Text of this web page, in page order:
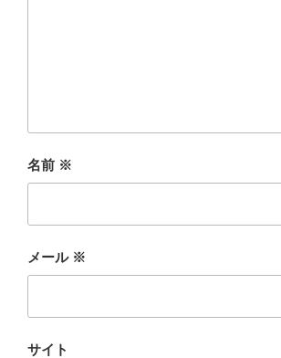
名前 ※
メール ※
サイト